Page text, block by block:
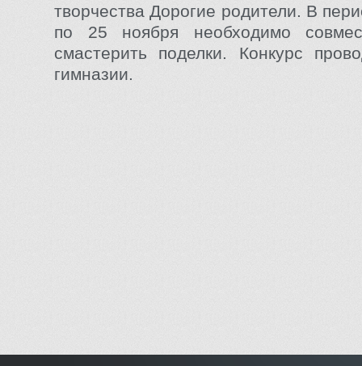
творчества Дорогие родители. В
по 25 ноября необходимо
смастерить поделки. Конкурс
гимназии.